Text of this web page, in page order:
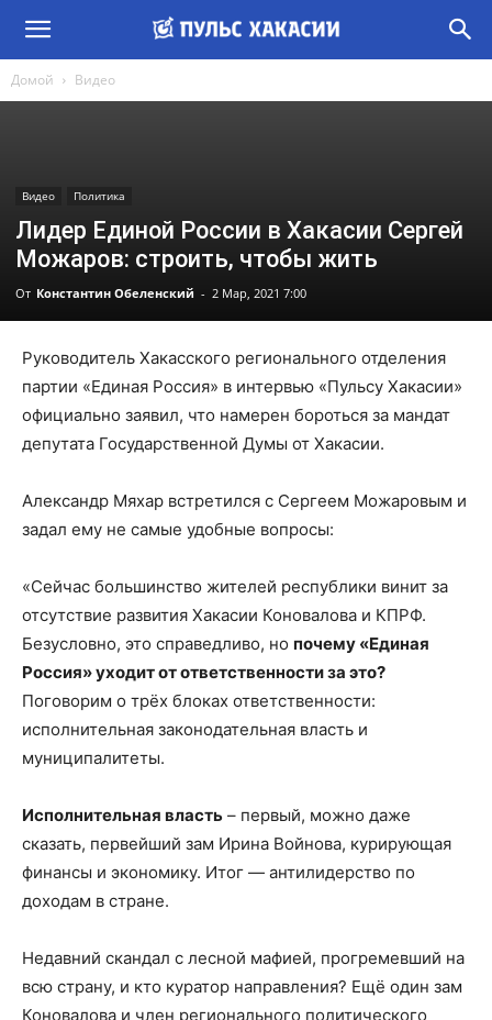
Домой Видео
Видео Политика
Лидер Единой России в Хакасии Сергей
Можаров: строить, чтобы жить
От Константин Обеленский - 2 Мар, 2021 7:00
Руководитель Хакасского регионального отделения
партии «Единая Россия» в интервью «Пульсу Хакасии»
официально заявил, что намерен бороться за мандат
депутата Государственной Думы от Хакасии.
Александр Мяхар встретился с Сергеем Можаровым и
задал ему не самые удобные вопросы:
«Сейчас большинство жителей республики винит за
отсутствие развития Хакасии Коновалова и КПРФ.
Безусловно, это справедливо, но почему «Единая
Россия» уходит от ответственности за это?
Поговорим о трёх блоках ответственности:
исполнительная законодательная власть и
муниципалитеты.
Исполнительная власть – первый, можно даже
сказать, первейший зам Ирина Войнова, курирующая
финансы и экономику. Итог — антилидерство по
доходам в стране.
Недавний скандал с лесной мафией, прогремевший на
всю страну, и кто куратор направления? Ещё один зам
Коновалова и член регионального политического